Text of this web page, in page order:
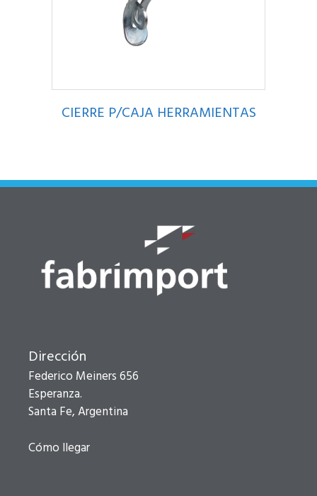
CIERRE P/CAJA HERRAMIENTAS
Dirección
Federico Meiners 656
Esperanza.
Santa Fe, Argentina
Cómo llegar